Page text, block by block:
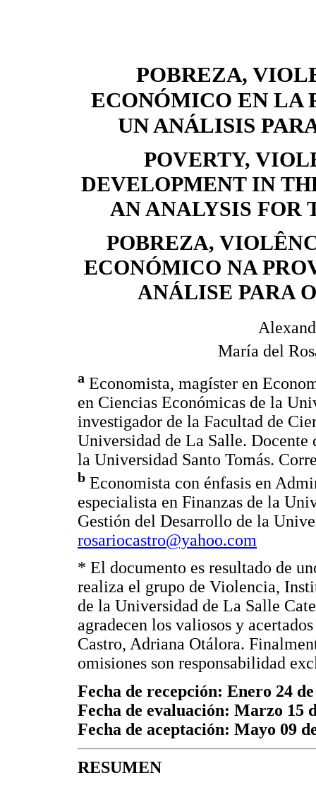
POBREZA,
ECONÓMICO EN LA
UN ANÁLISIS
POVERTY,
DEVELOPMENT IN
AN ANALYSIS FOR
POBREZA,
ECONÓMICO NA
ANÁLISE PARA
María del
a Economista, magíster en
en Ciencias Económicas de la
investigador de la Facultad de
Universidad de La Salle. Docente
la Universidad Santo Tomás.
b Economista con énfasis en
especialista en Finanzas de la
Gestión del Desarrollo de la
rosariocastro@yahoo.com
* El documento es resultado de
realiza el grupo de Violencia,
de la Universidad de La Salle
agradecen los valiosos y
Castro, Adriana Otálora.
omisiones son responsabilidad
Fecha de recepción: Enero 24
Fecha de evaluación: Marzo 15
Fecha de aceptación: Mayo 09
RESUMEN